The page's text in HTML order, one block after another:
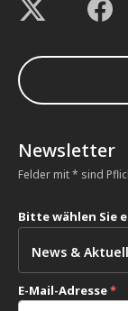
Newsletter
Felder mit * sind
Bitte wählen Sie
E-Mail-Adresse*